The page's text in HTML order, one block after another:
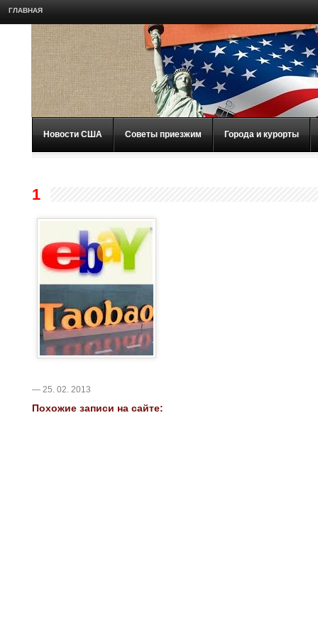
ГЛАВНАЯ
Новости США Советы приезжим Города и курорты
1
— 25. 02. 2013
Похожие записи на сайте: